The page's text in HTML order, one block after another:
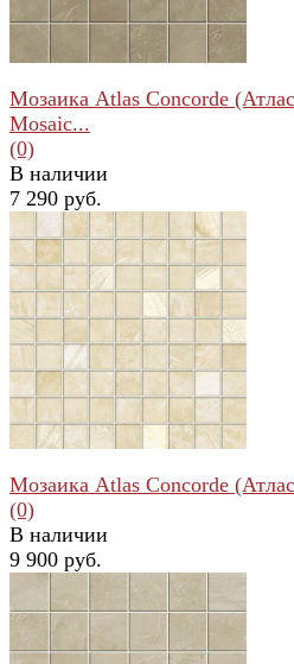
избранное сравнить
Мозаика Atlas Concorde
Mosaic...
(0)
В наличии
7 290 руб.
Мозаика Atlas Concorde
(0)
В наличии
9 900 руб.